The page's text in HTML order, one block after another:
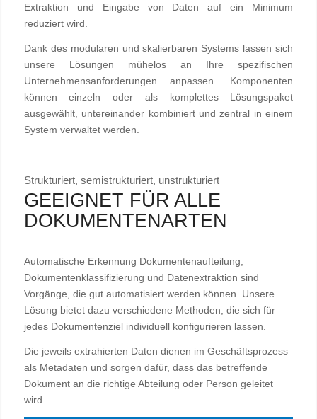
Extraktion und Eingabe von Daten auf ein Minimum
reduziert wird.
Dank des modularen und skalierbaren Systems lassen sich
unsere Lösungen mühelos an Ihre spezifischen
Unternehmensanforderungen anpassen. Komponenten
können einzeln oder als komplettes Lösungspaket
ausgewählt, untereinander kombiniert und zentral in einem
System verwaltet werden.
Strukturiert, semistrukturiert, unstrukturiert
GEEIGNET FÜR ALLE
DOKUMENTENARTEN
Automatische Erkennung Dokumentenaufteilung,
Dokumentenklassifizierung und Datenextraktion sind
Vorgänge, die gut automatisiert werden können. Unsere
Lösung bietet dazu verschiedene Methoden, die sich für
jedes Dokumentenziel individuell konfigurieren lassen.
Die jeweils extrahierten Daten dienen im Geschäftsprozess
als Metadaten und sorgen dafür, dass das betreffende
Dokument an die richtige Abteilung oder Person geleitet
wird.